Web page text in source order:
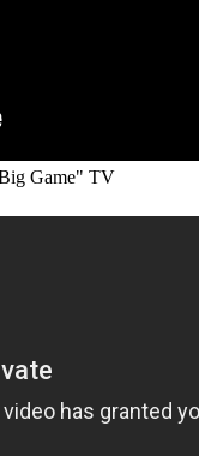
Game" TV